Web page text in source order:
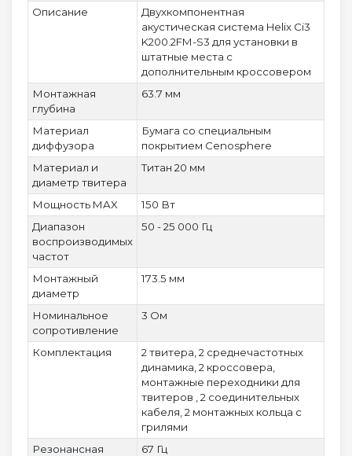
Описание
Двухкомпонентная
акустическая система Helix Ci3
K200.2FM-S3 для установки в
штатные места с
дополнительным кроссовером
Монтажная
глубина
63.7 мм
Материал
диффузора
Бумага со специальным
покрытием Cenosphere
Материал и
диаметр твитера
Титан 20 мм
Мощность MAX
150 Вт
Диапазон
воспроизводимых
частот
50 - 25 000 Гц
Монтажный
диаметр
173.5 мм
Номинальное
сопротивление
3 Ом
Комплектация
2 твитера, 2 среднечастотных
динамика, 2 кроссовера,
монтажные переходники для
твитеров , 2 соединительных
кабеля, 2 монтажных кольца с
грилями
Резонансная
67 Гц